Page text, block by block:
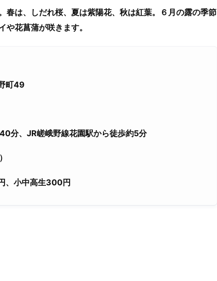
春は、しだれ桜、夏は紫陽花、秋は紅葉。６月の露の季節
や花菖蒲が咲きます。
町49
分、JR嵯峨野線花園駅から徒歩約5分
、小中高生300円